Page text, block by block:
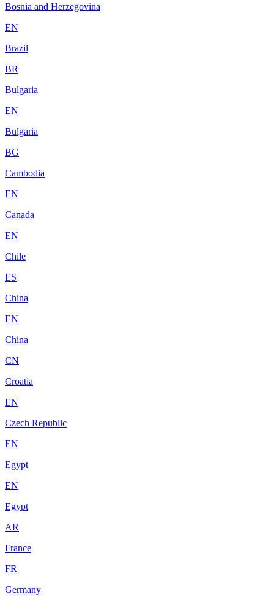
Bosnia and Herzegovina
EN
Brazil
BR
Bulgaria
EN
Bulgaria
BG
Cambodia
EN
Canada
EN
Chile
ES
China
EN
China
CN
Croatia
EN
Czech Republic
EN
Egypt
EN
Egypt
AR
France
FR
Germany